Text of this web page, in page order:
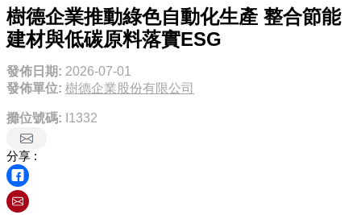
樹德企業推動綠色自動化生產 整合節能
建材與低碳原料落實ESG
發佈日期: 2026-07-01
發佈單位: 樹德企業股份有限公司
攤位號碼: I1332
分享 :